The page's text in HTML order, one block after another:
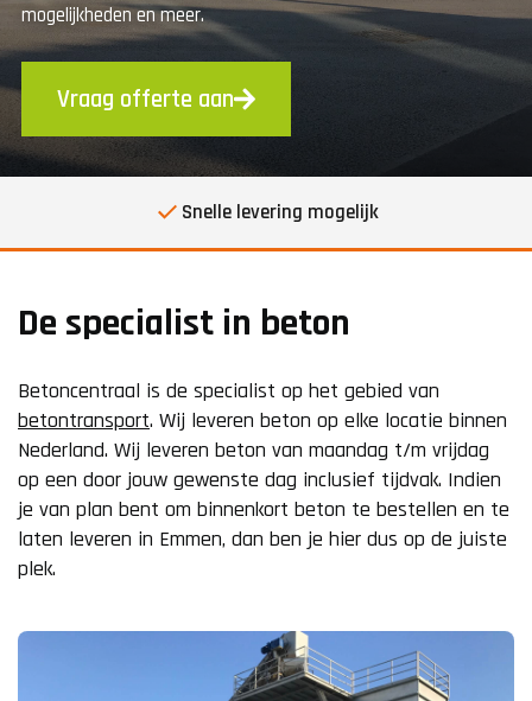
mogelijkheden en meer.
Vraag offerte aan
Snelle levering mogelijk
De specialist in beton
Betoncentraal is de specialist op het gebied van
betontransport. Wij leveren beton op elke locatie binnen
Nederland. Wij leveren beton van maandag t/m vrijdag
op een door jouw gewenste dag inclusief tijdvak. Indien
je van plan bent om binnenkort beton te bestellen en te
laten leveren in Emmen, dan ben je hier dus op de juiste
plek.